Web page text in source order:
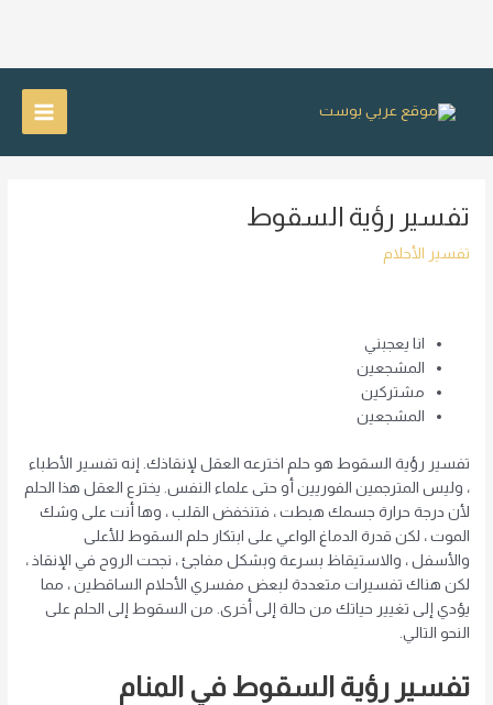
Main
تفسير رؤية السقوط
تفسير الأحلام
انا يعجبني
المشجعين
مشتركين
المشجعين
تفسير رؤية السقوط هو حلم اخترعه العقل لإنقاذك. إنه تفسير الأطباء
، وليس المترجمين الفوريين أو حتى علماء النفس. يخترع العقل هذا الحلم
لأن درجة حرارة جسمك هبطت ، فتنخفض القلب ، وها أنت على وشك
الموت ، لكن قدرة الدماغ الواعي على ابتكار حلم السقوط للأعلى
والأسفل ، والاستيقاظ بسرعة وبشكل مفاجئ ، نجحت الروح في الإنقاذ ،
لكن هناك تفسيرات متعددة لبعض مفسري الأحلام الساقطين ، مما
يؤدي إلى تغيير حياتك من حالة إلى أخرى. من السقوط إلى الحلم على
النحو التالي.
تفسير رؤية السقوط في المنام